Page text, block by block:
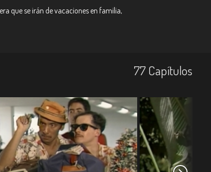
que se irán de vacaciones en familia,
77 Capí­tulos